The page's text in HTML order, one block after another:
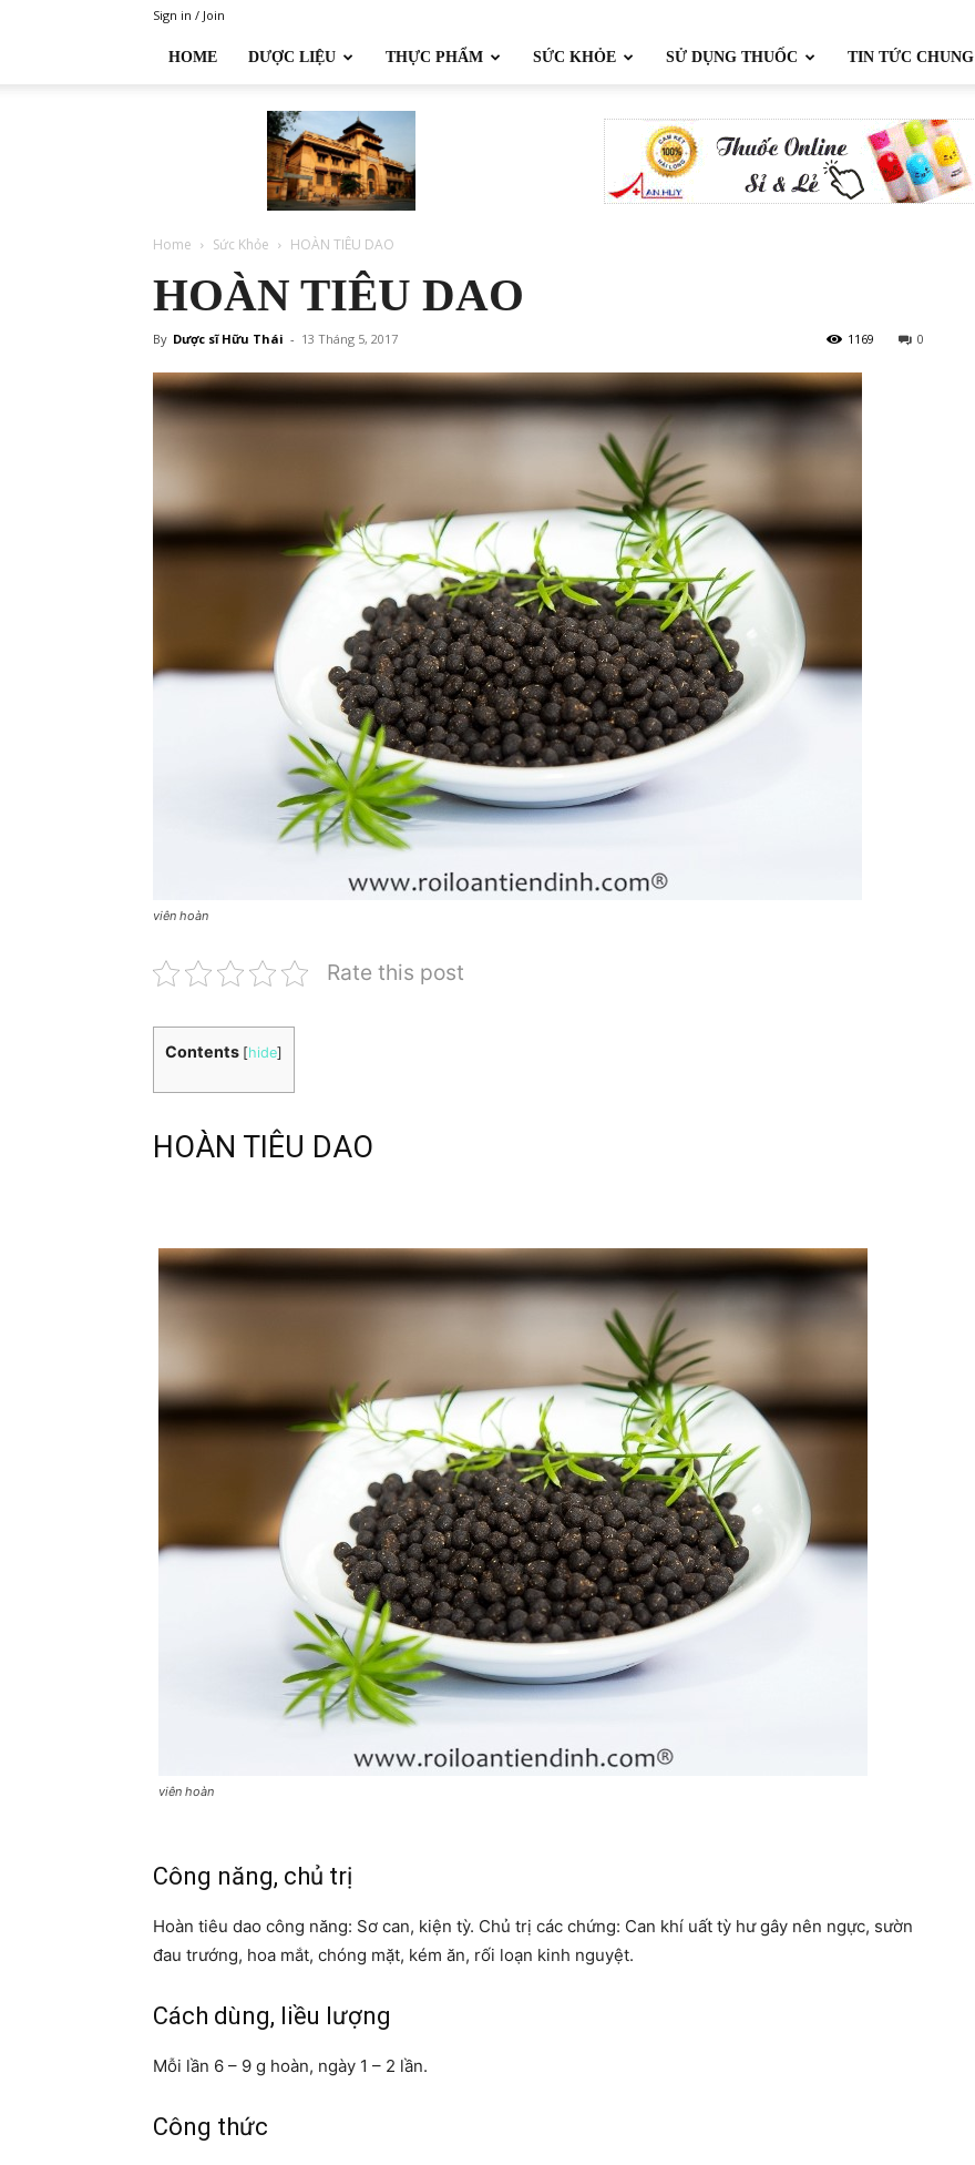
Sign in / Join
HOME DƯỢC LIỆU THỰC PHẨM SỨC KHỎE SỬ DỤNG THUỐC TIN TỨC CHUNG
Home Sức Khỏe HOÀN TIÊU DAO
HOÀN TIÊU DAO
By Dược sĩ Hữu Thái - 13 Tháng 5, 2017 0
1169
viên hoàn
Rate this post
Contents [hide]
HOÀN TIÊU DAO
viên hoàn
Công năng, chủ trị
Hoàn tiêu dao công năng: Sơ can, kiện tỳ. Chủ trị các chứng: Can khí uất tỳ hư gây nên ngực, sườn
đau trướng, hoa mắt, chóng mặt, kém ăn, rối loạn kinh nguyệt.
Cách dùng, liều l­­ượng
Mỗi lần 6 – 9 g hoàn, ngày 1 – 2 lần.
Công thức